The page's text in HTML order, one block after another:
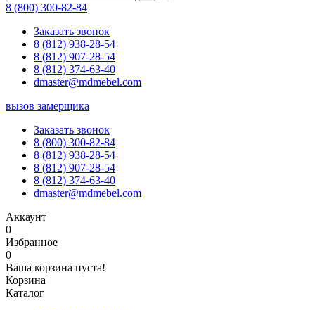
8 (800) 300-82-84
Заказать звонок
8 (812) 938-28-54
8 (812) 907-28-54
8 (812) 374-63-40
dmaster@mdmebel.com
вызов замерщика
Заказать звонок
8 (800) 300-82-84
8 (812) 938-28-54
8 (812) 907-28-54
8 (812) 374-63-40
dmaster@mdmebel.com
Аккаунт
0
Избранное
0
Ваша корзина пуста!
Корзина
Каталог